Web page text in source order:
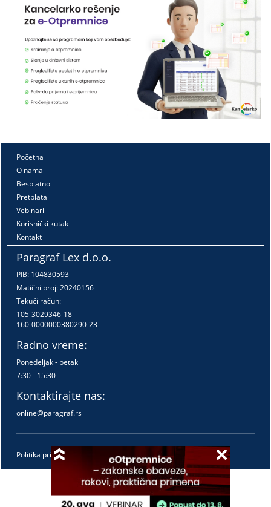
Početna
O nama
Besplatno
Pretplata
Vebinari
Korisnički kutak
Kontakt
Paragraf Lex d.o.o.
PIB: 104830593
Matični broj: 20240156
Tekući račun:
105-3029346-18
160-0000000380290-23
Radno vreme:
Ponedeljak - petak
7:30 - 15:30
Kontaktirajte nas:
online@paragraf.rs
Politika privatnosti